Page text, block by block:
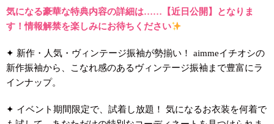
気になる豪華な特典内容の詳細は……【近日公開】となりま
す！情報解禁を楽しみにお待ちください
✦ 新作・人気・ヴィンテージ振袖が勢揃い！ aimmeイチオシの
新作振袖から、こなれ感のあるヴィンテージ振袖まで豊富にラ
インナップ。
✦ イベント期間限定で、試着し放題！ 気になるお衣装を何着で